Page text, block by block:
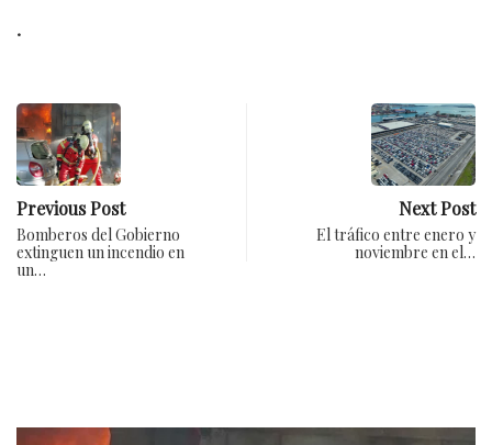
.
Previous Post
Bomberos del Gobierno
extinguen un incendio en
un…
Next Post
El tráfico entre enero y
noviembre en el…